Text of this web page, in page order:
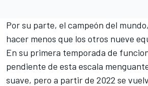
Por su parte, el campeón del mundo,
hacer menos que los otros nueve
En su primera temporada de
pendiente de esta escala
suave, pero a partir de 2022 se